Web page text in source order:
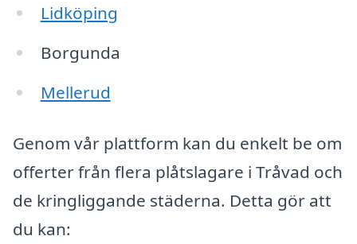
Lidköping
Borgunda
Mellerud
Genom vår plattform kan du enkelt be om
offerter från flera plåtslagare i Tråvad och
de kringliggande städerna. Detta gör att
du kan: